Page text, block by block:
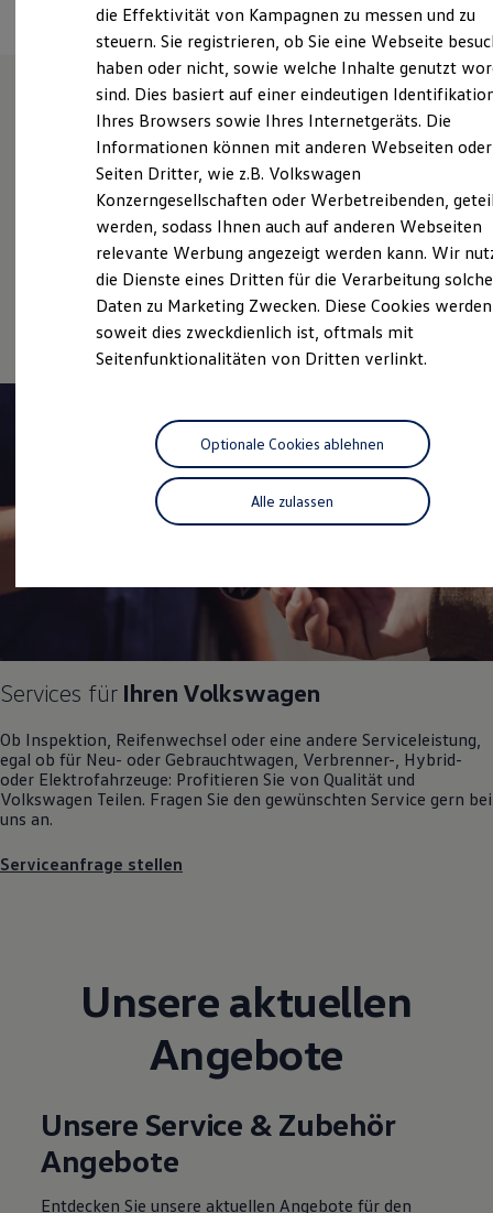
Reichweite der ID. Modelle
Reichweite im Winter
Rekuperation
Laden unterwegs
Laden Zuhause
Ladestationen finden
Batterie
Sicherheit
Garantie und Lebensdauer
Nachhaltigkeit
Technologie
Kosten und Kauf
Verbrauchskosten
E-Auto-Förderung
Software und Konnektivität
Digitale Extras
Schnittstellen zu Ihrem ID.
Hybridautos
Marke und Erlebnis
Volkswagen R und R Experience
R-Modelle
Werkbesichtigung
T-Roc Kollektion
ID. Kollektion
R-Kollektion
GTI Kollektion
Fußball Drop
we drive football
#wedriveproud
myVolkswagen
Software Updates
Pannen- und Unfallhilfe
Economy Service
Volkswagen Teile
Modellspezifisches Zubehör
Transport
Entertainment und Elektronik
Individualisieren
Wallbox und Ladekabel
Unsere Leistungenim
Überblick
Gebrauchtwagen
Service
Online-Fahrzeugbewertung
Services für Ihren Volkswagen
Ob Inspektion, Reifenwechsel oder eine andere Serviceleistung,
egal ob für Neu- oder Gebrauchtwagen , Verbrenner-, Hybrid-
oder Elektrofahrzeuge: Profitieren Sie von Qualität und
Volkswagen Teilen. Fragen Sie den gewünschten Service gern bei
uns an.
Serviceanfrage stellen
Unsere aktuellen
Angebote
Unsere Service & Zubehör
Angebote
Entdecken Sie unsere aktuellen Angebote für den
die Effektivität von Kampagnen zu messen und zu
steuern. Sie registrieren, ob Sie eine Webseite
haben oder nicht, sowie welche Inhalte genutzt
sind. Dies basiert auf einer eindeutigen
Ihres Browsers sowie Ihres Internetgeräts. Die
Informationen können mit anderen Webseiten oder
Seiten Dritter, wie z.B. Volkswagen
Konzerngesellschaften oder Werbetreibenden,
werden, sodass Ihnen auch auf anderen Webseiten
relevante Werbung angezeigt werden kann. Wir
die Dienste eines Dritten für die Verarbeitung
Daten zu Marketing Zwecken. Diese Cookies
soweit dies zweckdienlich ist, oftmals mit
Seitenfunktionalitäten von Dritten verlinkt.
Alle zulassen
Optionale Cookies ablehnen